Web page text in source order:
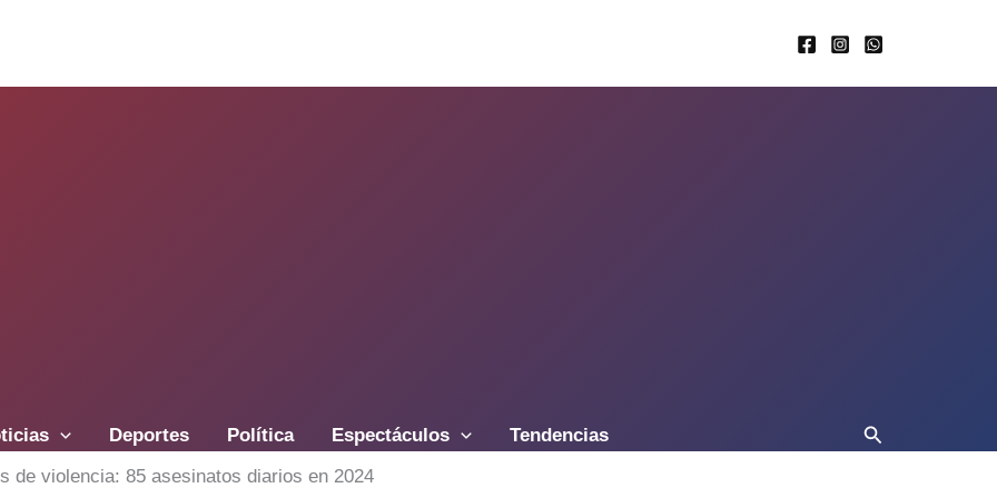
Deportes Política Espectáculos Tendencias Buscar
de violencia: 85 asesinatos diarios en 2024